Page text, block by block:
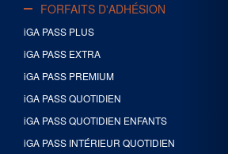
FORFAITS D'ADHÉSION
iGA PASS PLUS
iGA PASS EXTRA
iGA PASS PREMIUM
iGA PASS QUOTIDIEN
iGA PASS QUOTIDIEN ENFANTS
iGA PASS INTÉRIEUR QUOTIDIEN